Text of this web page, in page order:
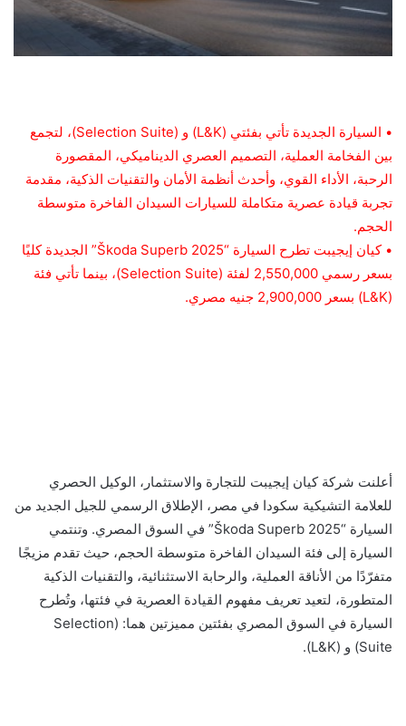
• السيارة الجديدة تأتي بفئتي (L&K) و (Selection Suite)، لتجمع
بين الفخامة العملية، التصميم العصري الديناميكي، المقصورة
الرحبة، الأداء القوي، وأحدث أنظمة الأمان والتقنيات الذكية، مقدمة
تجربة قيادة عصرية متكاملة للسيارات السيدان الفاخرة متوسطة
الحجم.
• كيان إيجيبت تطرح السيارة “Škoda Superb 2025” الجديدة كليًا
بسعر رسمي 2,550,000 لفئة (Selection Suite)، بينما تأتي فئة
(L&K) بسعر 2,900,000 جنيه مصري.
أعلنت شركة كيان إيجيبت للتجارة والاستثمار، الوكيل الحصري
للعلامة التشيكية سكودا في مصر، الإطلاق الرسمي للجيل الجديد من
السيارة “Škoda Superb 2025” في السوق المصري. وتنتمي
السيارة إلى فئة السيدان الفاخرة متوسطة الحجم، حيث تقدم مزيجًا
متفرّدًا من الأناقة العملية، والرحابة الاستثنائية، والتقنيات الذكية
المتطورة، لتعيد تعريف مفهوم القيادة العصرية في فئتها، وتُطرح
السيارة في السوق المصري بفئتين مميزتين هما: (Selection
Suite) و (L&K).